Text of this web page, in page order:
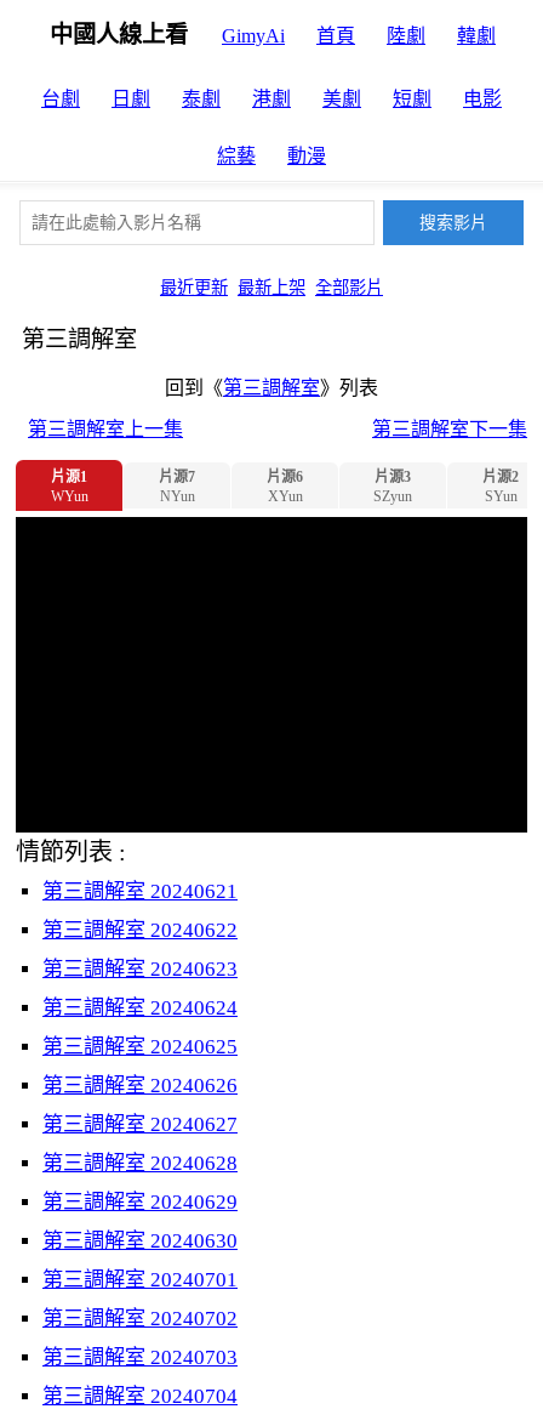
中國人線上看 GimyAi 首頁 陸劇 韓劇
台劇 日劇 泰劇 港劇 美劇 短劇 电影
綜藝 動漫
最近更新 最新上架 全部影片
第三調解室
回到《第三調解室》列表
第三調解室上一集
第三調解室下一集
片源1
WYun
片源7
NYun
片源6
XYun
片源3
SZyun
片源2
SYun
情節列表 :
第三調解室 20240621
第三調解室 20240622
第三調解室 20240623
第三調解室 20240624
第三調解室 20240625
第三調解室 20240626
第三調解室 20240627
第三調解室 20240628
第三調解室 20240629
第三調解室 20240630
第三調解室 20240701
第三調解室 20240702
第三調解室 20240703
第三調解室 20240704